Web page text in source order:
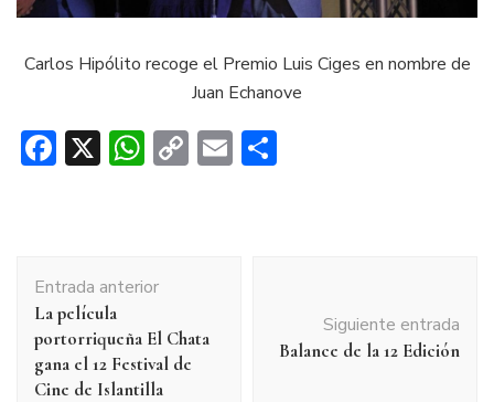
Carlos Hipólito recoge el Premio Luis Ciges en nombre de
Juan Echanove
Facebook
X WhatsApp
CopyEmail
de
entradas
Entrada anterior
La película
portorriqueña El Chata
gana el 12 Festival de
Cine de Islantilla
Siguiente entrada
Balance de la 12 Edición